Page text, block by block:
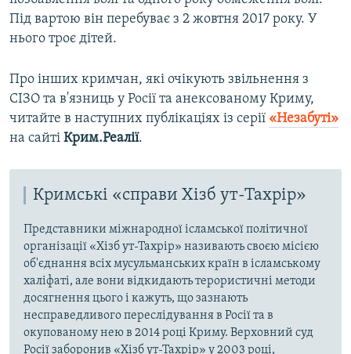
Під вартою він перебуває з 2 жовтня 2017 року. У
нього троє дітей.
Про інших кримчан, які очікують звільнення з
СІЗО та в'язниць у Росії та анексованому Криму,
читайте в наступних публікаціях із серії «Незабуті»
на сайті Крим.Реалії.
Кримські «справи Хізб ут-Тахрір»
Представники міжнародної ісламської політичної
організації «Хізб ут-Тахрір» називають своєю місією
об'єднання всіх мусульманських країн в ісламському
халіфаті, але вони відкидають терористичні методи
досягнення цього і кажуть, що зазнають
несправедливого переслідування в Росії та в
окупованому нею в 2014 році Криму. Верховний суд
Росії заборонив «Хізб ут-Тахрір» у 2003 році,